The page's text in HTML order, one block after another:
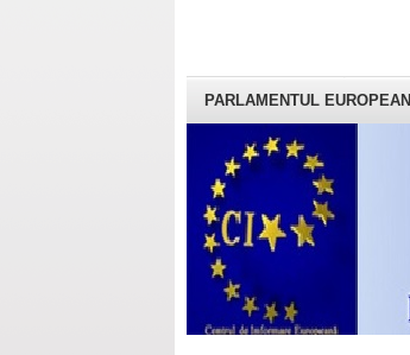
PARLAMENTUL EUROPEAN